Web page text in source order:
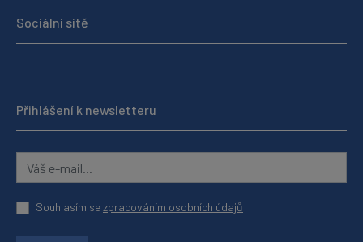
Sociální sítě
Přihlášení k newsletteru
Souhlasím sezpracováním osobních údajů